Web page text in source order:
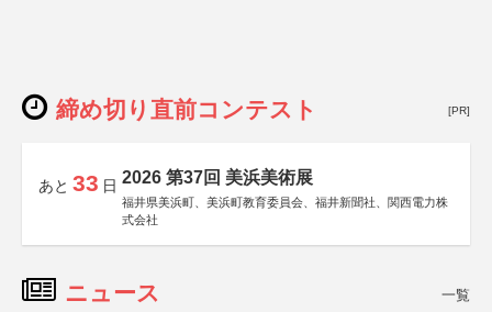
締め切り直前コンテスト [PR]
あと 33 日 2026 第37回 美浜美術展
福井県美浜町、美浜町教育委員会、福井新聞社、関西電力株
式会社
ニュース 一覧